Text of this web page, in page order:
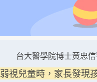
台大醫學院博士黃忠信
弱視兒童時，家長發現